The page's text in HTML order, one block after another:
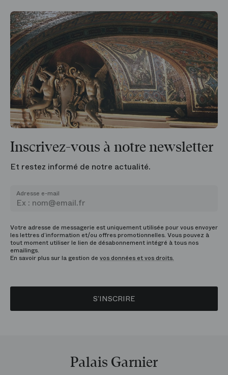
Inscrivez-vous à notre newsletter
Et restez informé de notre actualité.
Adresse e-mail
Votre adresse de messagerie est uniquement utilisée pour vous envoyer
les lettres d’information et/ou offres promotionnelles. Vous pouvez à
tout moment utiliser le lien de désabonnement intégré à tous nos
emailings.
En savoir plus sur la gestion de vos données et vos droits.
S’INSCRIRE
Palais Garnier